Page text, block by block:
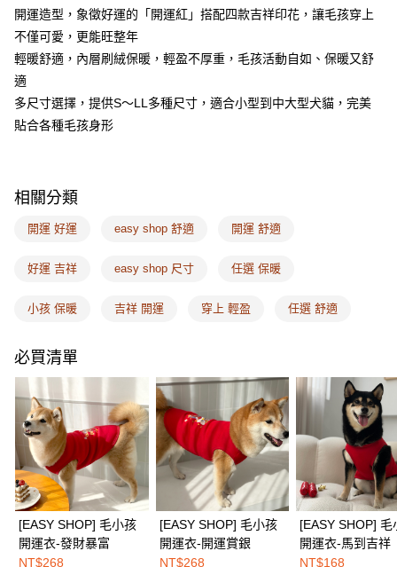
【關於「AFTEE先享後付」】
AFTEE先享後付是「在收到商品之後才付款」的支付方式。 讓您購物簡單
便利好安心！
１．簡單：不需註冊會員、不需綁卡、不需儲值。
２．便利：只要手機號碼，簡訊認證，即可結帳。
３．安心：先確認商品／服務後，再付款。
３．收到繳費通知簡訊後14天內，點擊此簡訊中的連結，可透過四大超商／
※ 請注意：結帳手續完成當下不需立刻繳費，但若您需要取消訂單，請聯絡
後付繳納相關費用。
客戶支援中心」
https://netprotections.freshdesk.com/support/home
１．透過由恩沛科技股份有限公司提供之「AFTEE先享後付」服務完成之交
易，需依本服務之必要範圍內提供個人資料，並將交易相關給付款項請求債
權轉讓予恩沛科技股份有限公司。
２．關於個人資料處理事宜，請瀏覽以下網址：
https://aftee.tw/terms/#terms3
３．未成年的使用者請事先徵得法定代理人或監護人之同意方可使用
「AFTEE先享後付」，若未經同意申辦者引起之損失，本公司不負相關責
任。
４．使用「AFTEE先享後付」時，將依據個別帳號之用戶狀況，依本公司即
時審查核予不同之上限額度；若仍有額度不足之情形，本公司將視審查結果
請求用戶進行身份認證。
５．嚴禁一人註冊多個帳號或使用他人資訊註冊。若發現惡意使用之情形，
恩沛科技股份有限公司將有權停止該用戶之使用額度並採取法律行動。
ATM付款
運送方式
全家取付
每筆NT$100，滿NT$1,500(含以上)免運費
每筆NT$100，滿NT$1,500(含以上)免運費
7-11取付
每筆NT$100，滿NT$1,500(含以上)免運費
每筆NT$100，滿NT$1,500(含以上)免運費
EASY SHOP門市速取
免運費
海外配送 查看運費
開運造型，象徵好運的「開運紅」搭配四款吉祥印花，讓毛孩穿上
不僅可愛，更能旺整年
輕暖舒適，內層刷絨保暖，輕盈不厚重，毛孩活動自如、保暖又舒
適
多尺寸選擇，提供S～LL多種尺寸，適合小型到中大型犬貓，完美
貼合各種毛孩身形
相關分類
開運 好運 easy shop 舒適 開運 舒適
好運 吉祥 easy shop 尺寸 任選 保暖
小孩 保暖 吉祥 開運 穿上 輕盈 任選 舒適
必買清單
[EASY SHOP] 毛小孩
開運衣-發財暴富
NT$268
[EASY SHOP] 毛小孩
開運衣-開運賞銀
NT$268
[EASY SHOP] 毛
開運衣-馬到吉祥
NT$168